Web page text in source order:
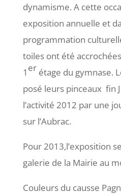
dynamisme. A cette
exposition annuelle et
programmation
toiles ont été
1 er étage du gymnase.
posé leurs pinceaux fin
l’activité 2012 par une
sur l’Aubrac.
Pour 2013,l’exposition
galerie de la Mairie au
Couleurs du causse